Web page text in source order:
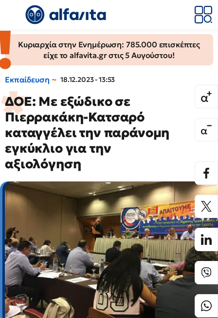
Κυριαρχία στην Ενημέρωση: 785.000 επισκέπτες
είχε το alfavita.gr στις 5 Αυγούστου!
Εκπαίδευση 18.12.2023 - 13:53
ΔΟΕ: Με εξώδικο σε
Πιερρακάκη-Κατσαρό
καταγγέλει την παράνομη
εγκύκλιο για την
αξιολόγηση